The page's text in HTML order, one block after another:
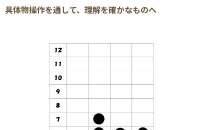
具体物操作を通して、理解を確かなものへ